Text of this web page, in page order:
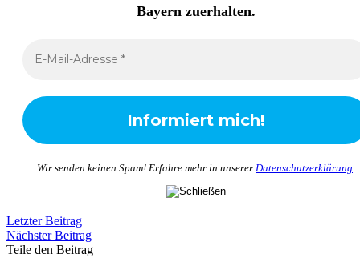
Bayern zuerhalten.
Wir senden keinen Spam! Erfahre mehr in unserer Datenschutzerklärung.
Letzter Beitrag
Nächster Beitrag
Teile den Beitrag